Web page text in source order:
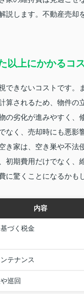
説します。不動産売
以上にかかるコ
できないコストです
算されるため、物件
の劣化が進みやすく
なく、売却時にも悪影
き家は、空き巣や不
初期費用だけでなく
驚くことになるかも
内容
づく税金
テナンス
巡回